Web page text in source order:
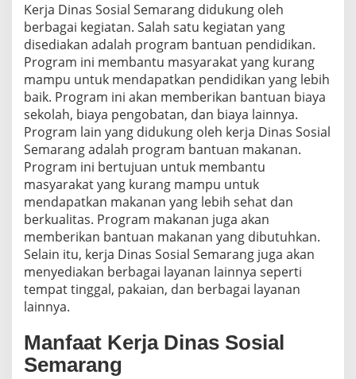
Kerja Dinas Sosial Semarang didukung oleh
berbagai kegiatan. Salah satu kegiatan yang
disediakan adalah program bantuan pendidikan.
Program ini membantu masyarakat yang kurang
mampu untuk mendapatkan pendidikan yang lebih
baik. Program ini akan memberikan bantuan biaya
sekolah, biaya pengobatan, dan biaya lainnya.
Program lain yang didukung oleh kerja Dinas Sosial
Semarang adalah program bantuan makanan.
Program ini bertujuan untuk membantu
masyarakat yang kurang mampu untuk
mendapatkan makanan yang lebih sehat dan
berkualitas. Program makanan juga akan
memberikan bantuan makanan yang dibutuhkan.
Selain itu, kerja Dinas Sosial Semarang juga akan
menyediakan berbagai layanan lainnya seperti
tempat tinggal, pakaian, dan berbagai layanan
lainnya.
Manfaat Kerja Dinas Sosial
Semarang